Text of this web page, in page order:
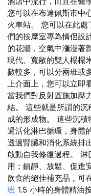
您可以在布達佩斯市中
火車站。 您可以在此
們的按摩室專為情侶設
的花牆，空氣中瀰漫著
現代、寬敞的雙人榻榻
數較多，可以分兩班或
上介面上，您可以立即
當我們對反射區施加壓
結。 這些就是所謂的沉
成的形成物。 這些沉
過活化淋巴循環，身體
透過腎臟和消化系統排
啟動自我修復過程。
用；鎮靜、放鬆、促進
飲食的絕佳補充品，可
班 1.5 小時的身體精油